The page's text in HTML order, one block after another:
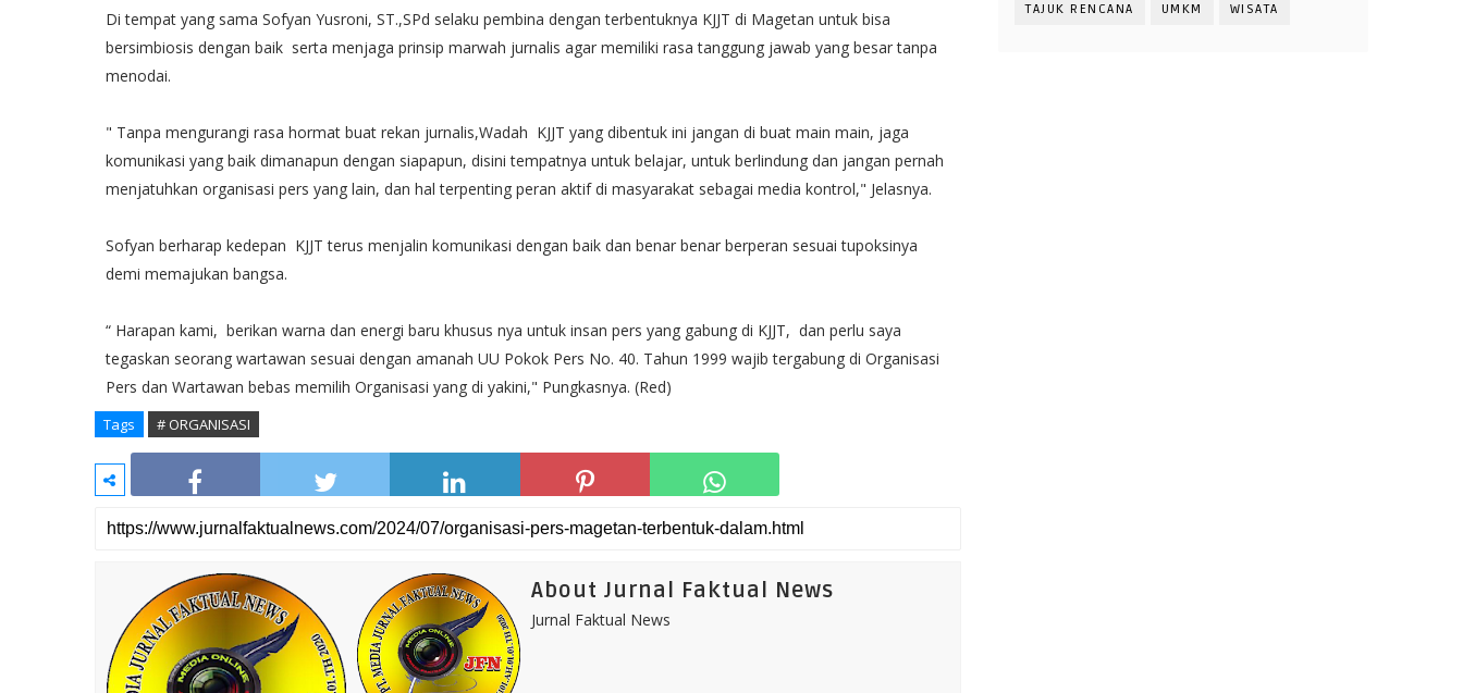
Di tempat yang sama Sofyan Yusroni, ST.,SPd selaku pembina dengan terbentuknya KJJT di Magetan untuk bisa
bersimbiosis dengan baik serta menjaga prinsip marwah jurnalis agar memiliki rasa tanggung jawab yang besar tanpa
menodai.
" Tanpa mengurangi rasa hormat buat rekan jurnalis,Wadah KJJT yang dibentuk ini jangan di buat main main, jaga
komunikasi yang baik dimanapun dengan siapapun, disini tempatnya untuk belajar, untuk berlindung dan jangan pernah
menjatuhkan organisasi pers yang lain, dan hal terpenting peran aktif di masyarakat sebagai media kontrol," Jelasnya.
Sofyan berharap kedepan KJJT terus menjalin komunikasi dengan baik dan benar benar berperan sesuai tupoksinya
demi memajukan bangsa.
“ Harapan kami, berikan warna dan energi baru khusus nya untuk insan pers yang gabung di KJJT, dan perlu saya
tegaskan seorang wartawan sesuai dengan amanah UU Pokok Pers No. 40. Tahun 1999 wajib tergabung di Organisasi
Pers dan Wartawan bebas memilih Organisasi yang di yakini," Pungkasnya. (Red)
Tags # ORGANISASI
About Jurnal Faktual News
Jurnal Faktual News
TAJUK RENCANA UMKM WISATA